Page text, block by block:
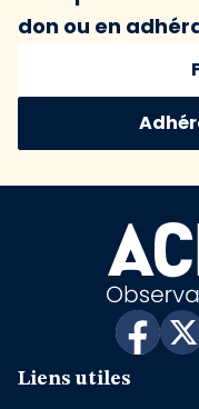
don ou en
Liens utiles